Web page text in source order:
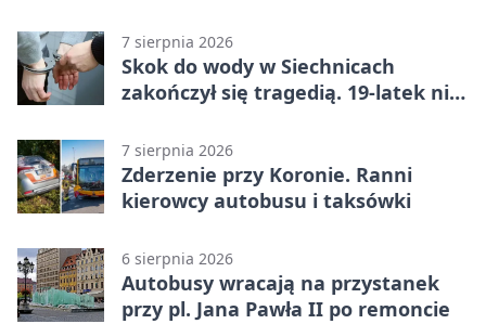
7 sierpnia 2026
Skok do wody w Siechnicach
zakończył się tragedią. 19-latek nie
7 sierpnia 2026
Zderzenie przy Koronie. Ranni
kierowcy autobusu i taksówki
6 sierpnia 2026
Autobusy wracają na przystanek
przy pl. Jana Pawła II po remoncie